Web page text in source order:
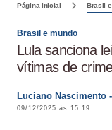
Página inicial Brasil
Brasil e mundo
Lula sanciona
vítimas de
Luciano Nascimento
09/12/2025 às 15:19